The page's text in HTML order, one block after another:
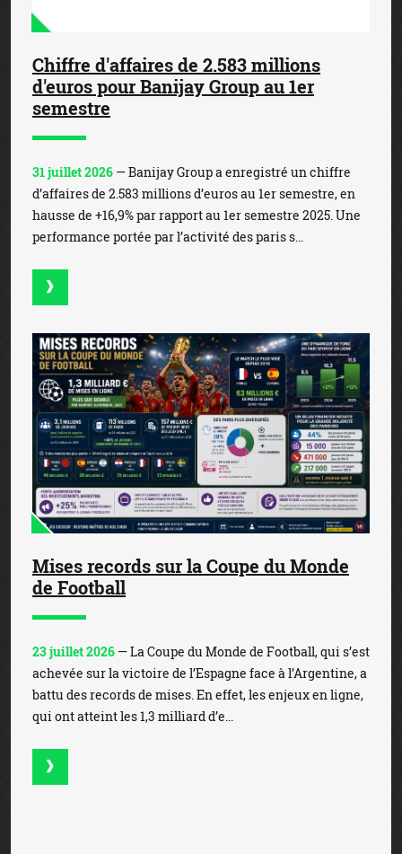
Chiffre d'affaires de 2.583 millions
d'euros pour Banijay Group au 1er
semestre
31 juillet 2026 — Banijay Group a enregistré un chiffre
d’affaires de 2.583 millions d’euros au 1er semestre, en
hausse de +16,9% par rapport au 1er semestre 2025. Une
performance portée par l’activité des paris s...
Mises records sur la Coupe du Monde
de Football
23 juillet 2026 — La Coupe du Monde de Football, qui s’est
achevée sur la victoire de l’Espagne face à l’Argentine, a
battu des records de mises. En effet, les enjeux en ligne,
qui ont atteint les 1,3 milliard d’e...